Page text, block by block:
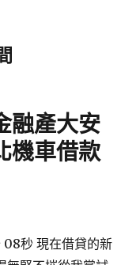
融產大安
機車借款
08秒 現在借貸的新